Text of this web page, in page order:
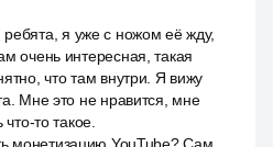
я уже с ножом её жду,
очень интересная, такая
что там внутри. Я вижу
Мне это не нравится, мне
то такое.